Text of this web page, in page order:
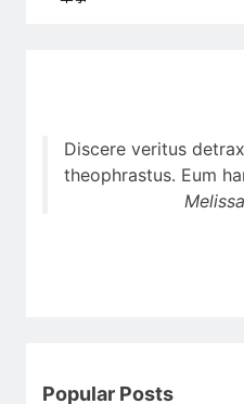
Discere veritus
theophrastus. Eum
Popular Posts